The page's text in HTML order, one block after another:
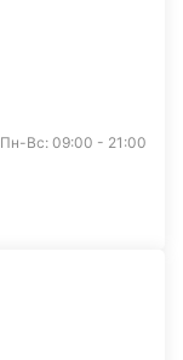
Пн-Вс: 09:00 - 21:00